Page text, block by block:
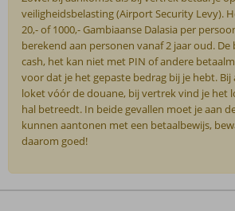
veiligheidsbelasting (Airport Security Levy).
20,- of 1000,- Gambiaanse Dalasia per
berekend aan personen vanaf 2 jaar oud. De
cash, het kan niet met PIN of andere
voor dat je het gepaste bedrag bij je hebt.
loket vóór de douane, bij vertrek vind je het
hal betreedt. In beide gevallen moet je aan
kunnen aantonen met een betaalbewijs,
daarom goed!